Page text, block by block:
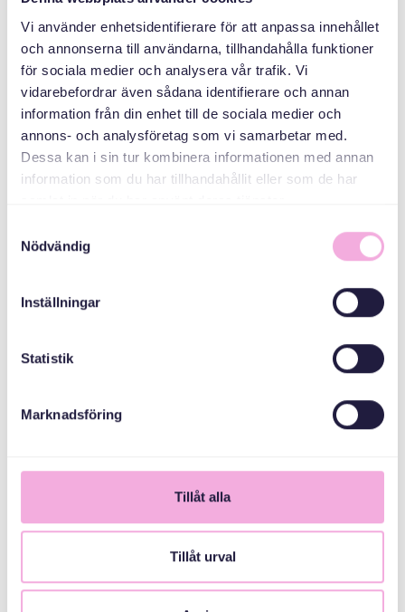
Vi använder enhetsidentifierare för att anpassa innehållet
och annonserna till användarna, tillhandahålla funktioner
för sociala medier och analysera vår trafik. Vi
vidarebefordrar även sådana identifierare och annan
information från din enhet till de sociala medier och
annons- och analysföretag som vi samarbetar med.
Dessa kan i sin tur kombinera informationen med annan
information som du har tillhandahållit eller som de har
Nödvändig
Inställningar
Statistik
Marknadsföring
Tillåt alla
Tillåt urval
Svenska med baby
bokningen@svenskamedbaby.se
1